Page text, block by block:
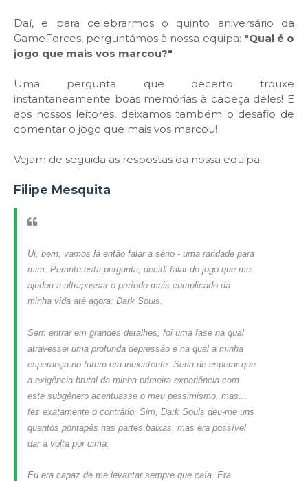
Daí, e para celebrarmos o quinto aniversário da
GameForces, perguntámos à nossa equipa: "Qual é o
jogo que mais vos marcou?"
Uma pergunta que decerto trouxe
instantaneamente boas memórias à cabeça deles! E
aos nossos leitores, deixamos também o desafio de
comentar o jogo que mais vos marcou!
Vejam de seguida as respostas da nossa equipa:
Filipe Mesquita
Ui, bem, vamos lá então falar a sério - uma raridade para
mim. Perante esta pergunta, decidi falar do jogo que me
ajudou a ultrapassar o período mais complicado da
minha vida até agora: Dark Souls.
Sem entrar em grandes detalhes, foi uma fase na qual
atravessei uma profunda depressão e na qual a minha
esperança no futuro era inexistente. Seria de esperar que
a exigência brutal da minha primeira experiência com
este subgénero acentuasse o meu pessimismo, mas…
fez exatamente o contrário. Sim, Dark Souls deu-me uns
quantos pontapés nas partes baixas, mas era possível
dar a volta por cima.
Eu era capaz de me levantar sempre que caía. Era